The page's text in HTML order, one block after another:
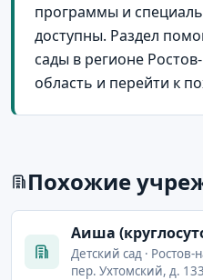
программы и
доступны. Раздел
сады в регионе
область и перейти к
Похожие
Аиша
Детский сад · Ростов-
пер. Ухтомский, д. 133